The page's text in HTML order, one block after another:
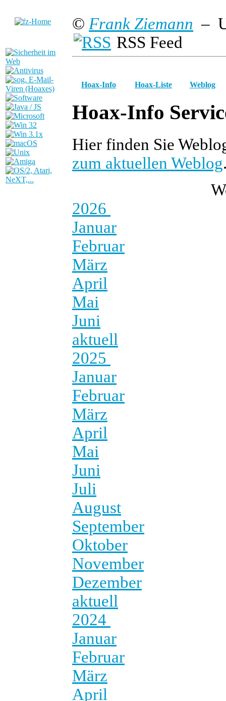
© Frank Ziemann –
RSS Feed
Hoax-Info Hoax-Liste Weblog
Hoax-Info
Hier finden Sie
zum aktuellen Weblog
2026
Januar
Februar
März
April
Mai
Juni
aktuell
2025
Januar
Februar
März
April
Mai
Juni
Juli
August
September
Oktober
November
Dezember
aktuell
2024
Januar
Februar
März
April